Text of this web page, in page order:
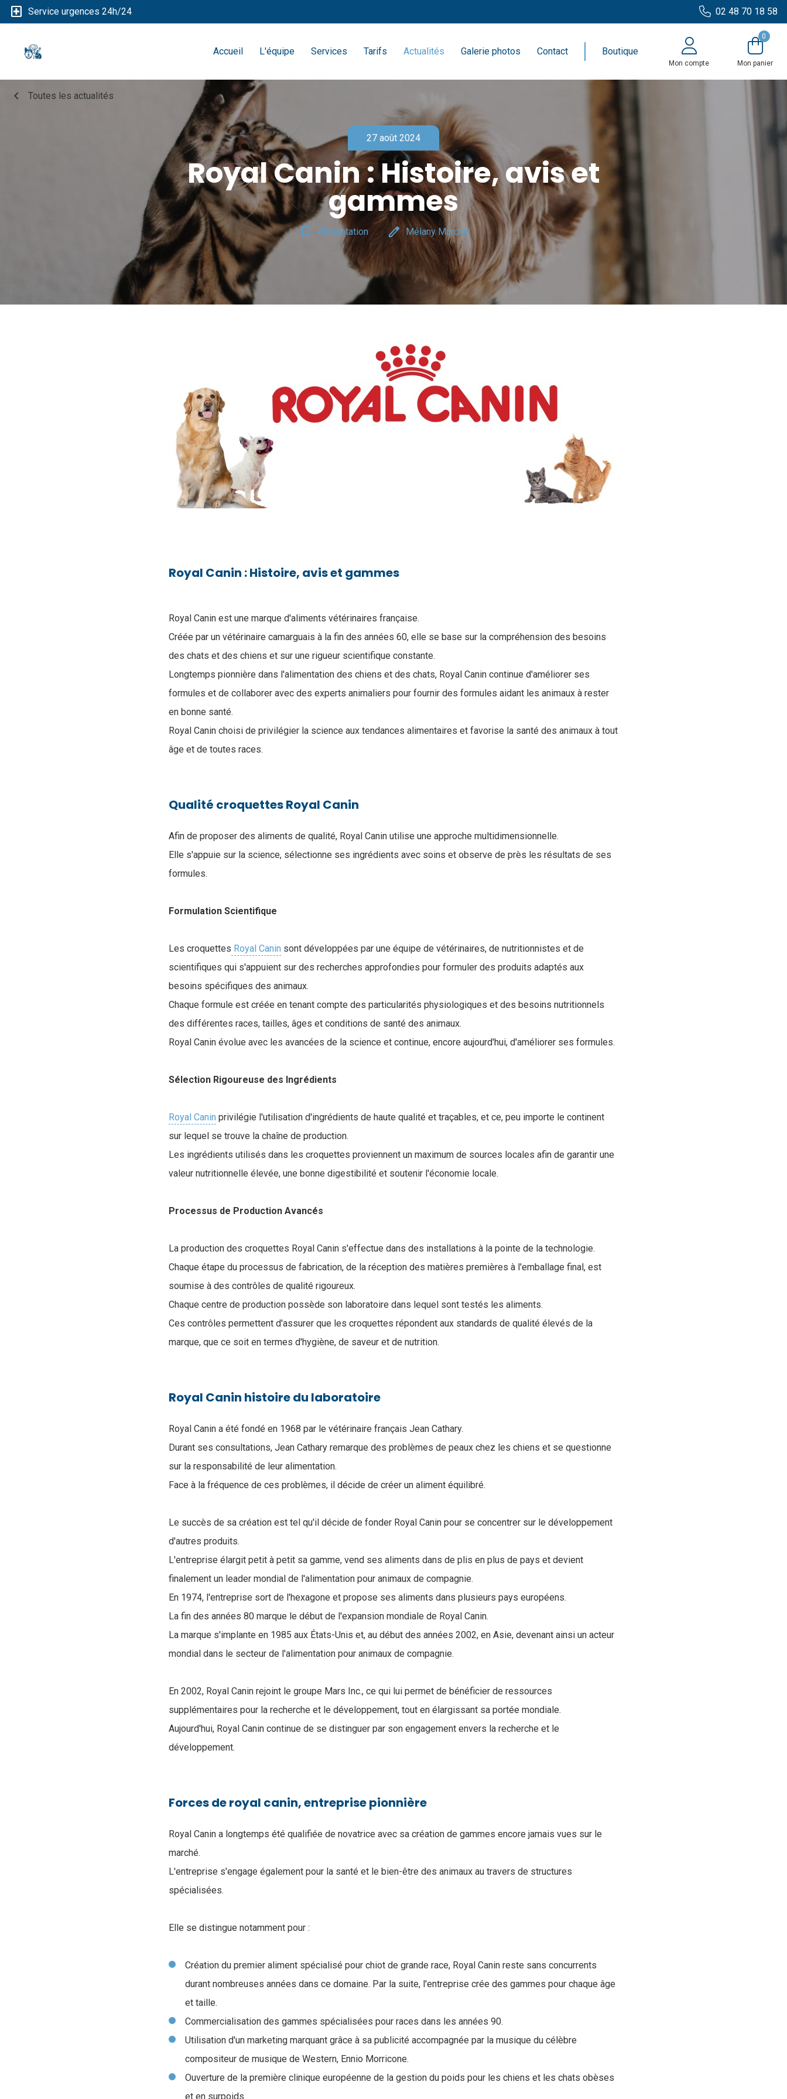
local_hospital Service urgences 24h/24 02 48 70 18 58
Accueil L'équipe Services Tarifs Actualités Galerie photos Contact Boutique
Mon compte
0
Mon panier
chevron_left Toutes les actualités
27 août 2024
Royal Canin : Histoire, avis et
gammes
bookmark_border Alimentation edit Mélany Marchal
Royal Canin : Histoire, avis et gammes
Royal Canin est une marque d'aliments vétérinaires française.
Créée par un vétérinaire camarguais à la fin des années 60, elle se base sur la compréhension des besoins
des chats et des chiens et sur une rigueur scientifique constante.
Longtemps pionnière dans l'alimentation des chiens et des chats, Royal Canin continue d'améliorer ses
formules et de collaborer avec des experts animaliers pour fournir des formules aidant les animaux à rester
en bonne santé.
Royal Canin choisi de privilégier la science aux tendances alimentaires et favorise la santé des animaux à tout
âge et de toutes races.
Qualité croquettes Royal Canin
Afin de proposer des aliments de qualité, Royal Canin utilise une approche multidimensionnelle.
Elle s'appuie sur la science, sélectionne ses ingrédients avec soins et observe de près les résultats de ses
formules.
Formulation Scientifique
Les croquettes Royal Canin sont développées par une équipe de vétérinaires, de nutritionnistes et de
scientifiques qui s'appuient sur des recherches approfondies pour formuler des produits adaptés aux
besoins spécifiques des animaux.
Chaque formule est créée en tenant compte des particularités physiologiques et des besoins nutritionnels
des différentes races, tailles, âges et conditions de santé des animaux.
Royal Canin évolue avec les avancées de la science et continue, encore aujourd'hui, d'améliorer ses formules.
Sélection Rigoureuse des Ingrédients
Royal Canin privilégie l'utilisation d'ingrédients de haute qualité et traçables, et ce, peu importe le continent
sur lequel se trouve la chaîne de production.
Les ingrédients utilisés dans les croquettes proviennent un maximum de sources locales afin de garantir une
valeur nutritionnelle élevée, une bonne digestibilité et soutenir l'économie locale.
Processus de Production Avancés
La production des croquettes Royal Canin s'effectue dans des installations à la pointe de la technologie.
Chaque étape du processus de fabrication, de la réception des matières premières à l'emballage final, est
soumise à des contrôles de qualité rigoureux.
Chaque centre de production possède son laboratoire dans lequel sont testés les aliments.
Ces contrôles permettent d'assurer que les croquettes répondent aux standards de qualité élevés de la
marque, que ce soit en termes d'hygiène, de saveur et de nutrition.
Royal Canin histoire du laboratoire
Royal Canin a été fondé en 1968 par le vétérinaire français Jean Cathary.
Durant ses consultations, Jean Cathary remarque des problèmes de peaux chez les chiens et se questionne
sur la responsabilité de leur alimentation.
Face à la fréquence de ces problèmes, il décide de créer un aliment équilibré.
Le succès de sa création est tel qu'il décide de fonder Royal Canin pour se concentrer sur le développement
d'autres produits.
L'entreprise élargit petit à petit sa gamme, vend ses aliments dans de plis en plus de pays et devient
finalement un leader mondial de l'alimentation pour animaux de compagnie.
En 1974, l'entreprise sort de l'hexagone et propose ses aliments dans plusieurs pays européens.
La fin des années 80 marque le début de l'expansion mondiale de Royal Canin.
La marque s'implante en 1985 aux États-Unis et, au début des années 2002, en Asie, devenant ainsi un acteur
mondial dans le secteur de l'alimentation pour animaux de compagnie.
En 2002, Royal Canin rejoint le groupe Mars Inc., ce qui lui permet de bénéficier de ressources
supplémentaires pour la recherche et le développement, tout en élargissant sa portée mondiale.
Aujourd'hui, Royal Canin continue de se distinguer par son engagement envers la recherche et le
développement.
Forces de royal canin, entreprise pionnière
Royal Canin a longtemps été qualifiée de novatrice avec sa création de gammes encore jamais vues sur le
marché.
L'entreprise s'engage également pour la santé et le bien-être des animaux au travers de structures
spécialisées.
Elle se distingue notamment pour :
Création du premier aliment spécialisé pour chiot de grande race, Royal Canin reste sans concurrents
durant nombreuses années dans ce domaine. Par la suite, l'entreprise crée des gammes pour chaque âge
et taille.
Commercialisation des gammes spécialisées pour races dans les années 90.
Utilisation d'un marketing marquant grâce à sa publicité accompagnée par la musique du célèbre
compositeur de musique de Western, Ennio Morricone.
Ouverture de la première clinique européenne de la gestion du poids pour les chiens et les chats obèses
et en surpoids.